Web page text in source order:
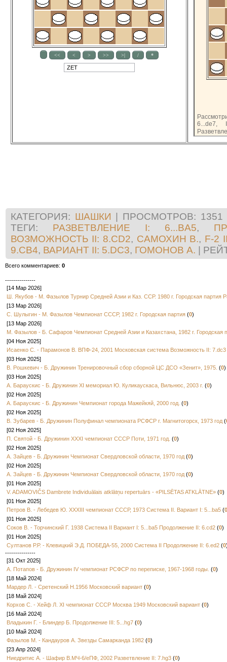
6...de7,
[6...f6-g5?
прим. к
f8-e7Во
f6 25.e3-f4
[20.c3-d4
c5 b6xd4
e5-f4
g1=]
КАТЕГОРИЯ: ШАШКИ ПРОСМОТРОВ: 1351
ТЕГИ: РАЗВЕТВЛЕНИЕ I: 6...BA5,
ВОЗМОЖНОСТЬ II: 8.CD2, САМОХИН В., F-2
9.СB4, ВАРИАНТ II: 5.DC3, ГОМОНОВ А.
Всего комментариев: 0
---------------
[14 Мар 2026]
Ш. Якубов - М. Фазылов Турнир Средней Азии и Каз. ССР. 1980 г. Городская партия
[13 Мар 2026]
С. Шулыгин - М. Фазылов Чемпионат СССР, 1982 г. Городская партия (0)
[13 Мар 2026]
М. Фазылов - Б. Сафаров Чемпионат Средней Азии и Казахстана, 1982 г. Городская
[04 Ноя 2025]
Исаенко С. - Парамонов В. ВПФ-24, 2001 Московская система Возможность II: 7.dc3
[03 Ноя 2025]
В. Рошкевич - Б. Дружинин Тренировочный сбор сборной ЦС ДСО «Зенит», 1975. (0)
[03 Ноя 2025]
А. Бараускис - Б. Дружинин XI мемориал Ю. Куликаускаса, Вильнюс, 2003 г. (0)
[02 Ноя 2025]
А. Бараускис - Б. Дружинин Чемпионат города Мажейкяй, 2000 год. (0)
[02 Ноя 2025]
В. Зубарев - Б. Дружинин Полуфинал чемпионата РСФСР г. Магнитогорск, 1973 год (
[02 Ноя 2025]
П. Святой - Б. Дружинин XXXI чемпионат СССР Поти, 1971 год. (0)
[02 Ноя 2025]
А. Зайцев - Б. Дружинин Чемпионат Свердловской области, 1970 год (0)
[02 Ноя 2025]
А. Зайцев - Б. Дружинин Чемпионат Свердловской области, 1970 год (0)
[01 Ноя 2025]
V. ADAMOVIČS Dambrete Individuālais atklātņu repertuārs - «PILSĒTAS ATKLĀTNE» (0)
[01 Ноя 2025]
Петров В. - Лебедев Ю. XXXIII чемпионат СССР, 1973 Система II. Вариант I: 5...ba5 (0
[01 Ноя 2025]
Соков В. - Торчинский Г. 1938 Система II Вариант I: 5...ba5 Продолжение II: 6.cd2 (0)
[01 Ноя 2025]
Султанов Р.Р. - Клевицкий Э.Д. ПОБЕДА-55, 2000 Система II Продолжение II: 6.ed2 (0
---------------
[31 Окт 2025]
А. Потапов - Б. Дружинин IV чемпионат РСФСР по переписке, 1967-1968 годы. (0)
[18 Май 2024]
Мардер Л. - Сретенский Н.1956 Московский вариант (0)
[18 Май 2024]
Корхов С. - Хейф Л. XI чемпионат СССР Москва 1949 Московский вариант (0)
[16 Май 2024]
Владыкин Г. - Блиндер Б. Продолжение III: 5...hg7 (0)
[10 Май 2024]
Фазылов М. - Кандауров А. Звезды Самарканда 1982 (0)
[23 Апр 2024]
Ниедритис А. - Шафир В.МЧ-6/еПФ, 2002 Разветвление II: 7.hg3 (0)